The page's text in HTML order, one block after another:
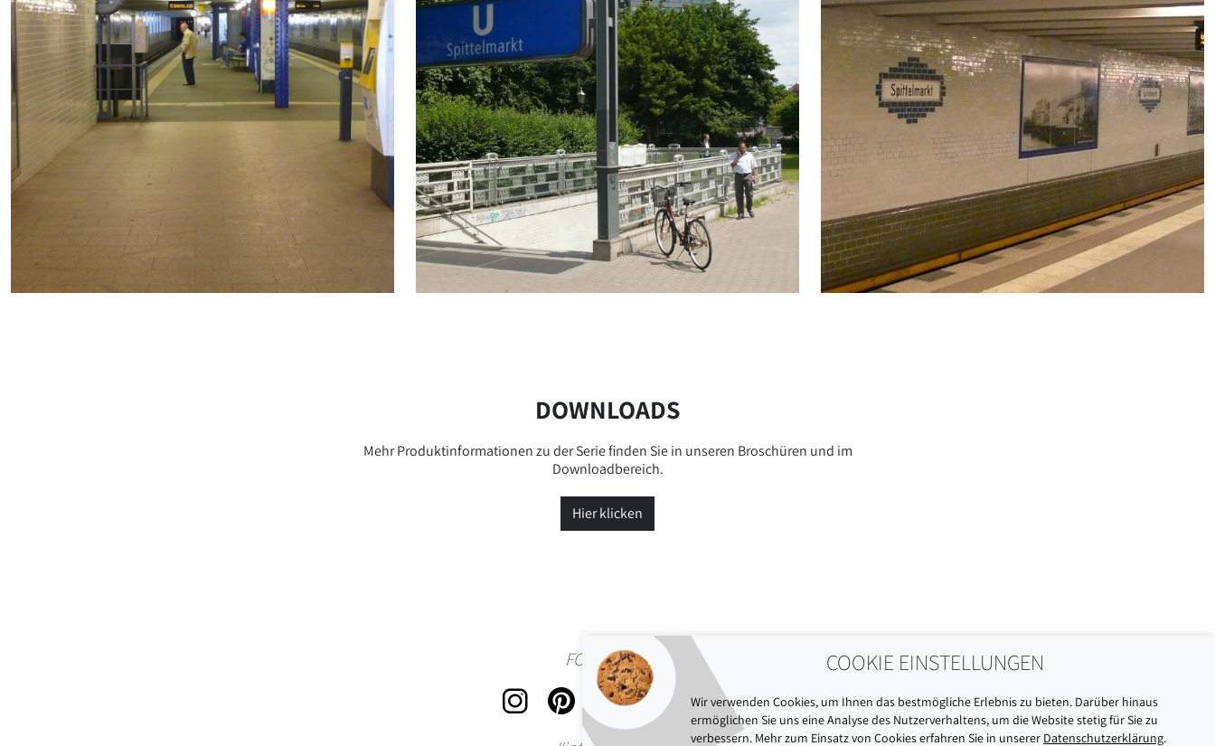
DOWNLOADS
Mehr Produktinformationen zu der Serie finden Sie in unseren Broschüren und im
Downloadbereich.
Hier klicken
FOLLOW US COOKIE EINSTELLUNGEN
Wir verwenden Cookies, um Ihnen das bestmögliche Erlebnis zu bieten. Darüber hinaus
ermöglichen Sie uns eine Analyse des Nutzerverhaltens, um die Website stetig für Sie zu
verbessern. Mehr zum Einsatz von Cookies erfahren Sie in unserer Datenschutzerklärung.